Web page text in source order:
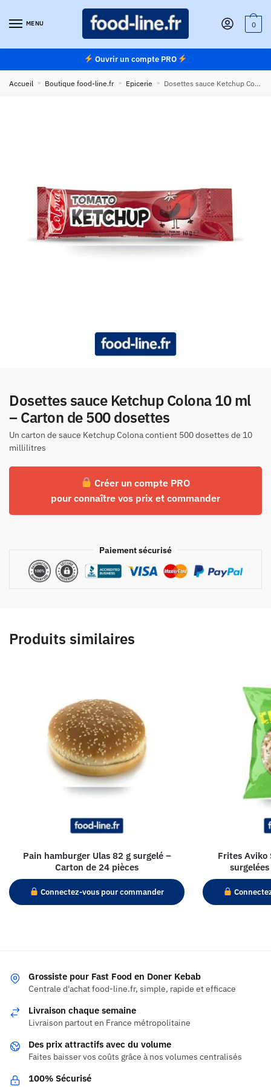
MENU 0
Ouvrir un compte PRO
Accueil » Boutique food-line.fr » Epicerie » Dosettes sauce Ketchup Colona 10 ml – Carton de 500 dosettes
Dosettes sauce Ketchup Colona 10 ml
– Carton de 500 dosettes
Un carton de sauce Ketchup Colona contient 500 dosettes de 10
millilitres
Créer un compte PRO
pour connaître vos prix et commander
Paiement sécurisé
Produits similaires
Pain hamburger Ulas 82 g surgelé –
Carton de 24 pièces
Connectez-vous pour commander
Frites Aviko
Grossiste pour Fast Food en Doner Kebab
Centrale d'achat food-line.fr, simple, rapide et efficace
Livraison chaque semaine
Livraison partout en France métropolitaine
Des prix attractifs avec du volume
Faites baisser vos coûts grâce à nos volumes centralisés
100% Sécurisé